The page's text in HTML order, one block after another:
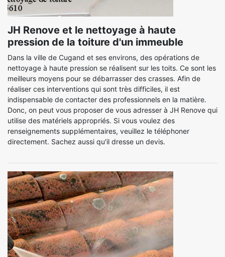
JH Renove et le nettoyage à haute
pression de la toiture d'un immeuble
Dans la ville de Cugand et ses environs, des opérations de
nettoyage à haute pression se réalisent sur les toits. Ce sont les
meilleurs moyens pour se débarrasser des crasses. Afin de
réaliser ces interventions qui sont très difficiles, il est
indispensable de contacter des professionnels en la matière.
Donc, on peut vous proposer de vous adresser à JH Renove qui
utilise des matériels appropriés. Si vous voulez des
renseignements supplémentaires, veuillez le téléphoner
directement. Sachez aussi qu'il dresse un devis.